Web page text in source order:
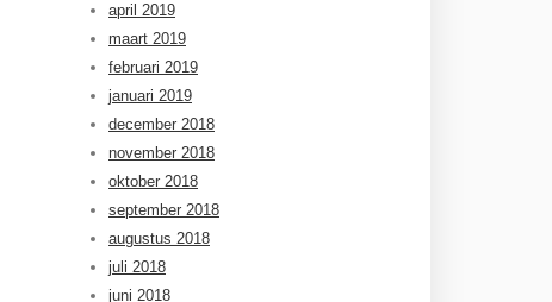
april 2019
maart 2019
februari 2019
januari 2019
december 2018
november 2018
oktober 2018
september 2018
augustus 2018
juli 2018
juni 2018